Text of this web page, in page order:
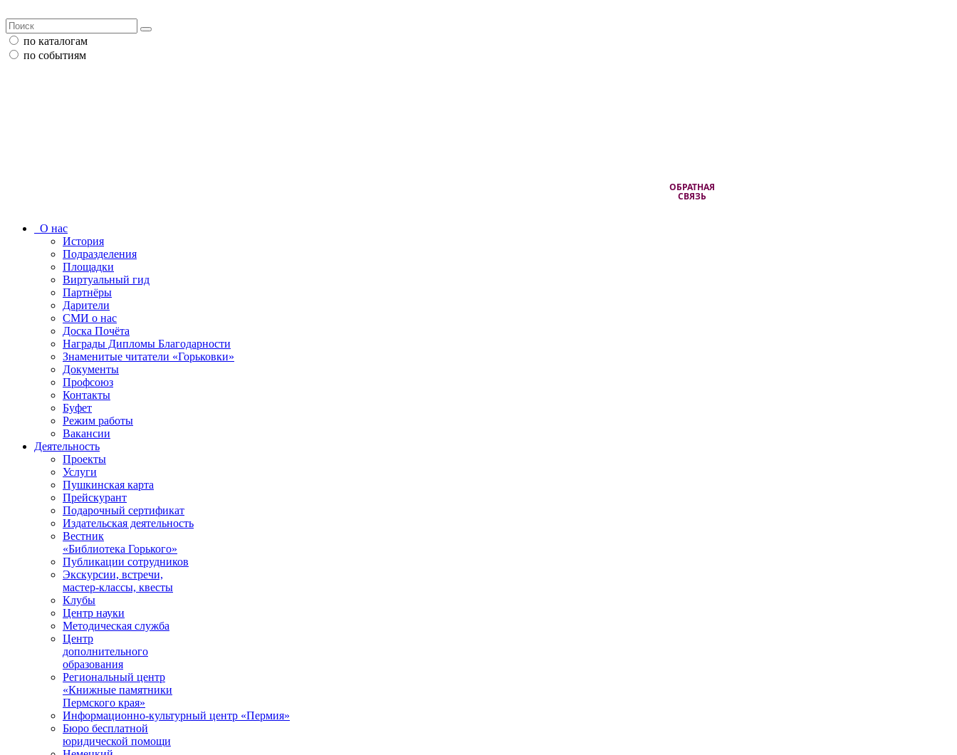
по каталогам
по событиям
ОБРАТНАЯ
СВЯЗЬ
О нас
История
Подразделения
Площадки
Виртуальный гид
Партнёры
Дарители
СМИ о нас
Доска Почёта
Награды Дипломы Благодарности
Знаменитые читатели «Горьковки»
Документы
Профсоюз
Контакты
Буфет
Режим работы
Вакансии
Деятельность
Проекты
Услуги
Пушкинская карта
Прейскурант
Подарочный сертификат
Издательская деятельность
Вестник
«Библиотека Горького»
Публикации сотрудников
Экскурсии, встречи,
мастер-классы, квесты
Клубы
Центр науки
Методическая служба
Центр
дополнительного
образования
Региональный центр
«Книжные памятники
Пермского края»
Информационно-культурный центр «Пермия»
Бюро бесплатной
юридической помощи